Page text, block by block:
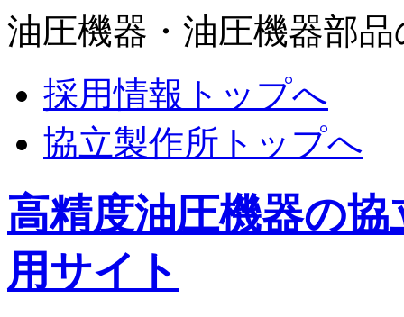
油圧機器・油圧機器部
採用情報トップへ
協立製作所トップへ
高精度油圧機器の
用サイト